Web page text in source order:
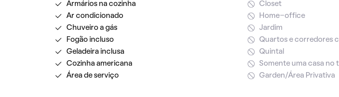
Armários na cozinha
Ar condicionado
Chuveiro a gás
Fogão incluso
Geladeira inclusa
Cozinha americana
Área de serviço
Closet
Home-office
Jardim
Quartos e corredores
Quintal
Somente uma casa no
Garden/Área Privativa